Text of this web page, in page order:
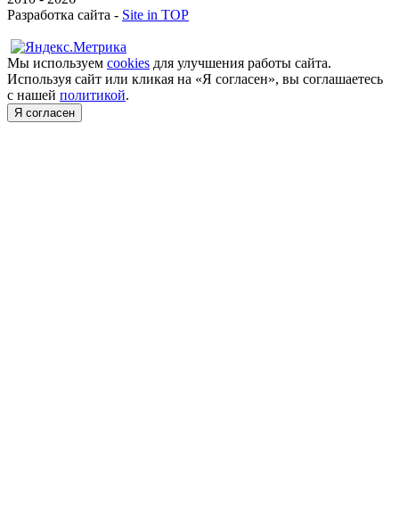
Разработка сайта - Site in TOP
Мы используем cookies для улучшения работы сайта.
Используя сайт или кликая на «Я согласен», вы соглашаетесь
с нашей политикой.
Я согласен